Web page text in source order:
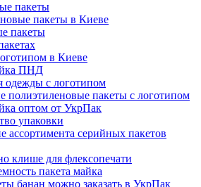
пакеты
пакеты в Киеве
пакеты
в Киеве
ПНД
одежды с логотипом
полиэтиленовые пакеты с логотипом
оптом от УкрПак
упаковки
ассортимента серийных пакетов
клише для флексопечати
пакета майка
банан можно заказать в УкрПак